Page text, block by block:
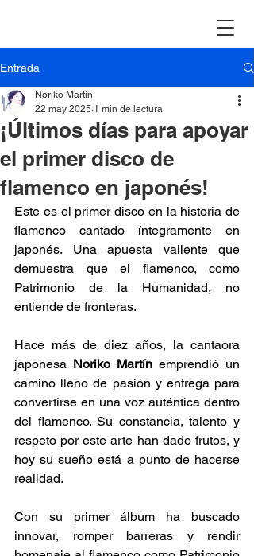
Entrada
¡Últimos días para apoyar
el primer disco de
flamenco en japonés!
Noriko Martín
22 may 2025 1 min de lectura
Este es el primer disco en la historia de
flamenco cantado íntegramente en
japonés. Una apuesta valiente que
demuestra que el flamenco, como
Patrimonio de la Humanidad, no
entiende de fronteras.
Hace más de diez años, la cantaora
japonesa Noriko Martín emprendió un
camino lleno de pasión y entrega para
convertirse en una voz auténtica dentro
del flamenco. Su constancia, talento y
respeto por este arte han dado frutos, y
hoy su sueño está a punto de hacerse
realidad.
Con su primer álbum ha buscado
innovar, romper barreras y rendir